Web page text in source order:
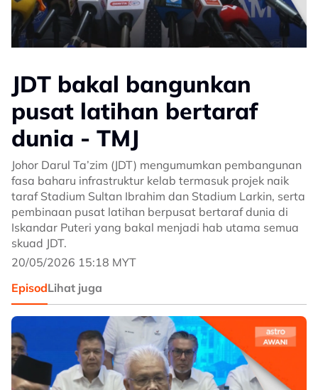
JDT bakal bangunkan
pusat latihan bertaraf
dunia - TMJ
Johor Darul Ta’zim (JDT) mengumumkan pembangunan
fasa baharu infrastruktur kelab termasuk projek naik
taraf Stadium Sultan Ibrahim dan Stadium Larkin, serta
pembinaan pusat latihan berpusat bertaraf dunia di
Iskandar Puteri yang bakal menjadi hab utama semua
skuad JDT.
20/05/2026 15:18 MYT
EpisodLihat juga